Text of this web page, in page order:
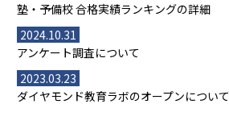
塾・予備校 合格実績ランキングの詳細
2024.10.31
アンケート調査について
2023.03.23
ダイヤモンド教育ラボのオープンについて